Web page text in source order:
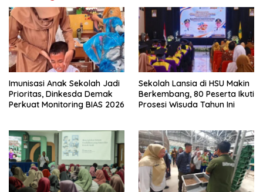
Imunisasi Anak Sekolah Jadi
Prioritas, Dinkesda Demak
Perkuat Monitoring BIAS 2026
Sekolah Lansia di HSU Makin
Berkembang, 80 Peserta Ikuti
Prosesi Wisuda Tahun Ini